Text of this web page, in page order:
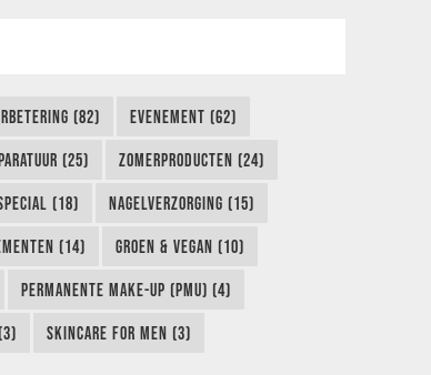
(82) EVENEMENT (62)
(25) ZOMERPRODUCTEN (24)
(18) NAGELVERZORGING (15)
(14) GROEN & VEGAN (10)
PERMANENTE MAKE-UP (PMU) (4)
SKINCARE FOR MEN (3)